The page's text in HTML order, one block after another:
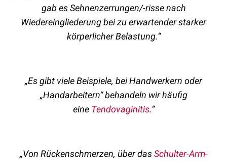
gab es Sehnenzerrungen/-risse nach
Wiedereingliederung bei zu erwartender starker
körperlicher Belastung.“
„Es gibt viele Beispiele, bei Handwerkern oder
„Handarbeitern“ behandeln wir häufig
eine Tendovaginitis.“
„Von Rückenschmerzen, über dasSchulter-Arm-